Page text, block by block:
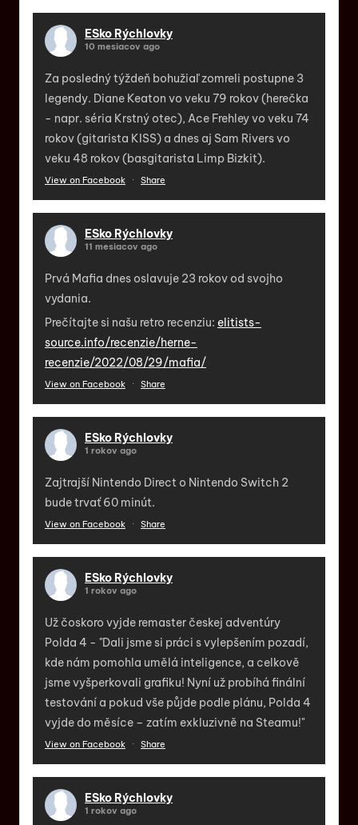
ESko Rýchlovky
10 mesiacov ago
Za posledný týždeň bohužiaľ zomreli postupne 3
legendy. Diane Keaton vo veku 79 rokov (herečka
- napr. séria Krstný otec), Ace Frehley vo veku 74
rokov (gitarista KISS) a dnes aj Sam Rivers vo
veku 48 rokov (basgitarista Limp Bizkit).
View on Facebook · Share
ESko Rýchlovky
11 mesiacov ago
Prvá Mafia dnes oslavuje 23 rokov od svojho
vydania.
Prečítajte si našu retro recenziu: elitists-
source.info/recenzie/herne-
recenzie/2022/08/29/mafia/
View on Facebook · Share
ESko Rýchlovky
1 rokov ago
Zajtrajší Nintendo Direct o Nintendo Switch 2
bude trvať 60 minút.
View on Facebook · Share
ESko Rýchlovky
1 rokov ago
Už čoskoro vyjde remaster českej adventúry
Polda 4 - "Dali jsme si práci s vylepšením pozadí,
kde nám pomohla umělá inteligence, a celkově
jsme vyšperkovali grafiku! Nyní už probíhá finální
testování a pokud vše půjde podle plánu, Polda 4
vyjde do měsíce – zatím exkluzivně na Steamu!"
View on Facebook · Share
ESko Rýchlovky
1 rokov ago